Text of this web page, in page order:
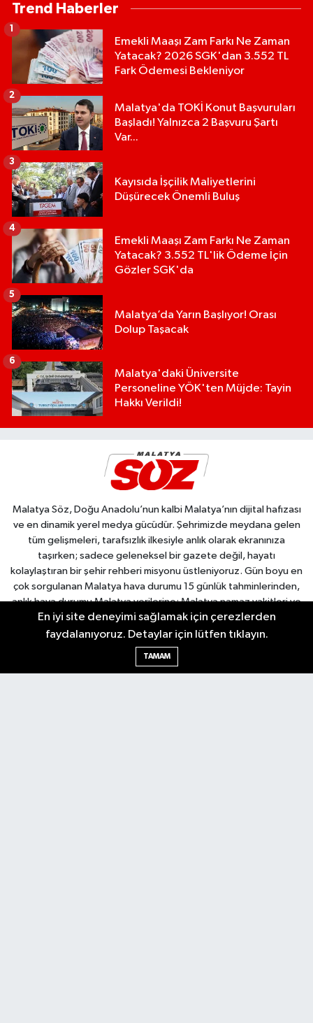
Trend Haberler
Emekli Maaşı Zam Farkı Ne Zaman
Yatacak? 2026 SGK'dan 3.552 TL
Fark Ödemesi Bekleniyor
1
Malatya'da TOKİ Konut Başvuruları
Başladı! Yalnızca 2 Başvuru Şartı
Var...
2
Kayısıda İşçilik Maliyetlerini
Düşürecek Önemli Buluş
3
Emekli Maaşı Zam Farkı Ne Zaman
Yatacak? 3.552 TL'lik Ödeme İçin
Gözler SGK'da
4
Malatya’da Yarın Başlıyor! Orası
Dolup Taşacak
5
Malatya'daki Üniversite
Personeline YÖK'ten Müjde: Tayin
Hakkı Verildi!
6
Malatya Söz, Doğu Anadolu’nun kalbi Malatya’nın dijital hafızası
ve en dinamik yerel medya gücüdür. Şehrimizde meydana gelen
tüm gelişmeleri, tarafsızlık ilkesiyle anlık olarak ekranınıza
taşırken; sadece geleneksel bir gazete değil, hayatı
kolaylaştıran bir şehir rehberi misyonu üstleniyoruz. Gün boyu en
çok sorgulanan Malatya hava durumu 15 günlük tahminlerinden,
anlık hava durumu Malatya verilerine; Malatya namaz vakitleri ve
Malatya ezan vakti takibinden, Malatya Kuyumcular Odası ile tam
entegre Malatya canlı altın fiyatları analizlerine kadar şehre dair
tüm dinamik verilere tek tıkla ulaşabilirsiniz. Bölgenin en hassas
En iyi site deneyimi sağlamak için çerezlerden
faydalanıyoruz. Detaylar için lütfen tıklayın.
TAMAM